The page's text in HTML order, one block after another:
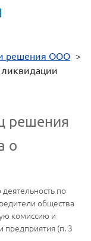
решения ООО >
ликвидации
решения
о
по
общества
комиссию и
предприятия (п. 3